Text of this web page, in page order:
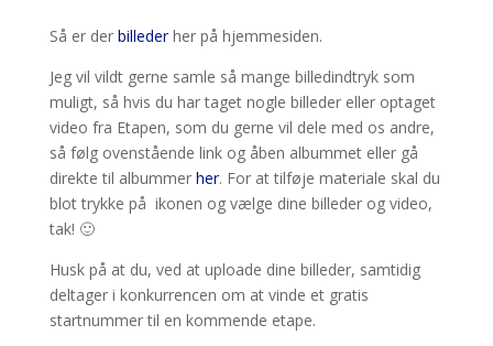
Så er der billederher på hjemmesiden.
Jeg vil vildt gerne samle så mange billedindtryk som
muligt, så hvis du har taget nogle billeder eller optaget
video fra Etapen, som du gerne vil dele med os andre,
så følg ovenstående link og åben albummet eller gå
direkte til albummer her. For at tilføje materiale skal du
blot trykke på ikonen og vælge dine billeder og video,
tak! 🙂
Husk på at du, ved at uploade dine billeder, samtidig
deltager i konkurrencen om at vinde et gratis
startnummer til en kommende etape.